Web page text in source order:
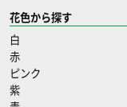
花色から探す
白
赤
ピンク
紫